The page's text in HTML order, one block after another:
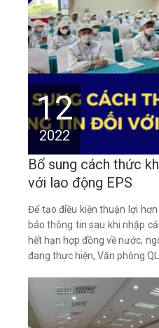
12
2022
Bổ sung cách thức
với lao động EPS
Để tạo điều kiện thuận lợi
báo thông tin sau khi nhập
hết hạn hợp đồng về nước,
đang thực hiện, Văn phòng